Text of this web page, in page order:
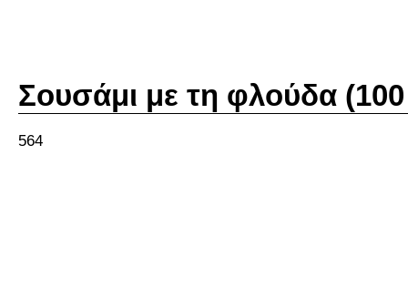
Σουσάμι με τη φλούδα
564